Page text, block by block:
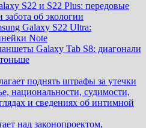
S22 и S22 Plus: передовые
забота об экологии
Galaxy S22 Ultra:
Note
Galaxy Tab S8: диагонали
поднять штрафы за утечки
национальности, судимости,
и сведениях об интимной
над законопроектом,